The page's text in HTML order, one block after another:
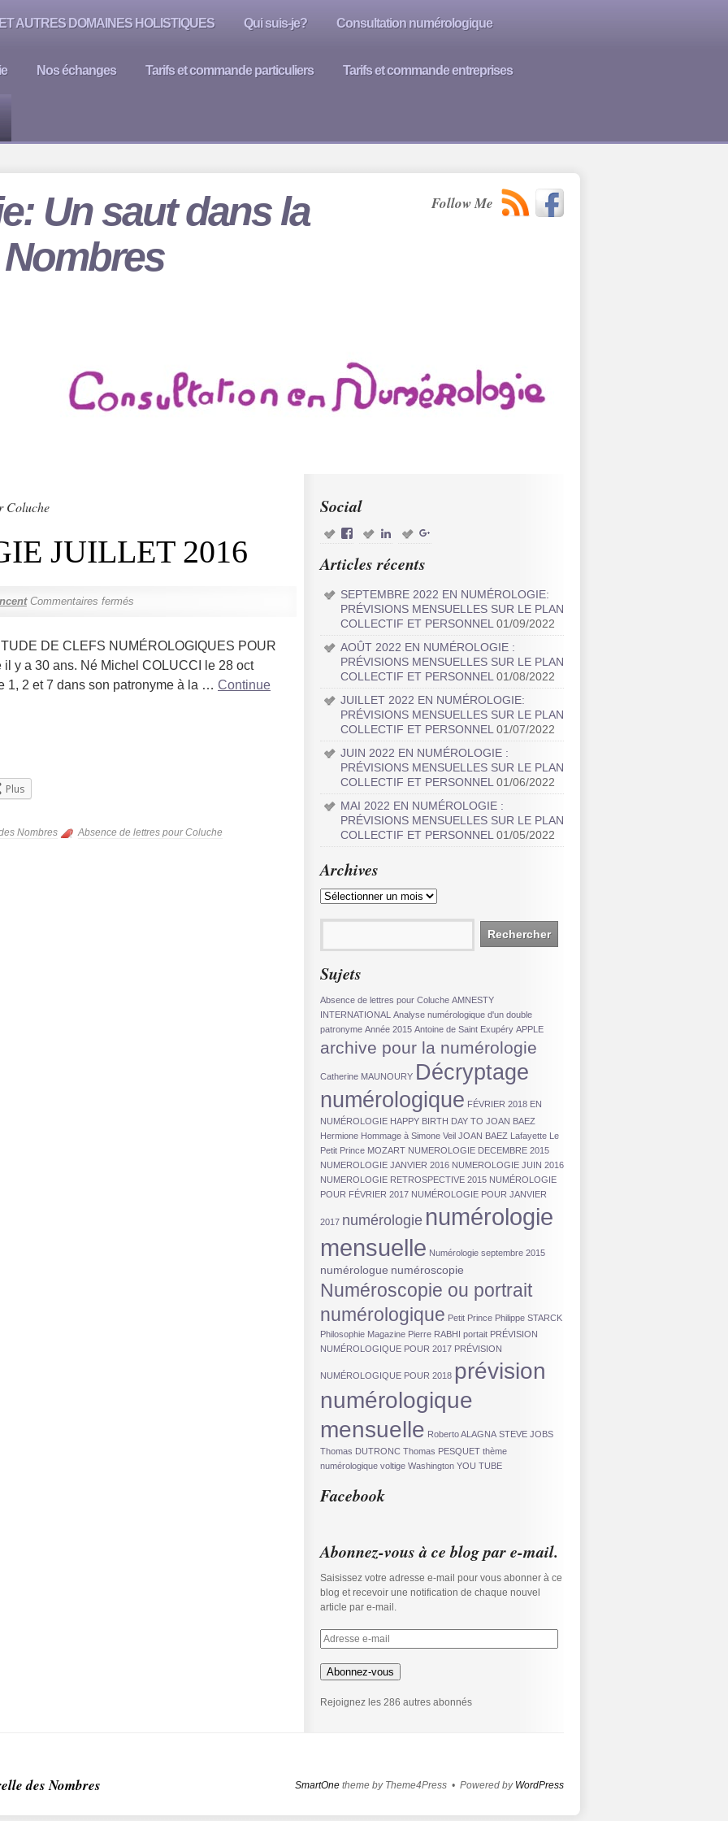
AUTRES DOMAINES HOLISTIQUES Qui suis-je? Consultation numérologique
Nos échanges Tarifs et commande particuliers Tarifs et commande entreprises
Un saut dans la
Follow Me
Coluche
JUILLET 2016
Commentaires fermés
DE CLEFS NUMÉROLOGIQUES POUR
y a 30 ans. Né Michel COLUCCI le 28 oct
1, 2 et 7 dans son patronyme à la … Continue
Plus
Nombres Absence de lettres pour Coluche
Social
Articles récents
SEPTEMBRE 2022 EN NUMÉROLOGIE:
PRÉVISIONS MENSUELLES SUR LE PLAN
COLLECTIF ET PERSONNEL 01/09/2022
AOÛT 2022 EN NUMÉROLOGIE :
PRÉVISIONS MENSUELLES SUR LE PLAN
COLLECTIF ET PERSONNEL 01/08/2022
JUILLET 2022 EN NUMÉROLOGIE:
PRÉVISIONS MENSUELLES SUR LE PLAN
COLLECTIF ET PERSONNEL 01/07/2022
JUIN 2022 EN NUMÉROLOGIE :
PRÉVISIONS MENSUELLES SUR LE PLAN
COLLECTIF ET PERSONNEL 01/06/2022
MAI 2022 EN NUMÉROLOGIE :
PRÉVISIONS MENSUELLES SUR LE PLAN
COLLECTIF ET PERSONNEL 01/05/2022
Archives
Sujets
Absence de lettres pour Coluche AMNESTY
INTERNATIONAL Analyse numérologique d'un double
patronyme Année 2015 Antoine de Saint Exupéry APPLE
archive pour la numérologie
Catherine MAUNOURY Décryptage
numérologique FÉVRIER 2018 EN
NUMÉROLOGIE HAPPY BIRTH DAY TO JOAN BAEZ
Hermione Hommage à Simone Veil JOAN BAEZ Lafayette Le
Petit Prince MOZART NUMEROLOGIE DECEMBRE 2015
NUMEROLOGIE JANVIER 2016 NUMEROLOGIE JUIN 2016
NUMEROLOGIE RETROSPECTIVE 2015 NUMÉROLOGIE
POUR FÉVRIER 2017 NUMÉROLOGIE POUR JANVIER
2017 numérologie numérologie
mensuelle Numérologie septembre 2015
numérologue numéroscopie
Numéroscopie ou portrait
numérologique Petit Prince Philippe STARCK
Philosophie Magazine Pierre RABHI portait PRÉVISION
NUMÉROLOGIQUE POUR 2017 PRÉVISION
NUMÉROLOGIQUE POUR 2018 prévision
numérologique
mensuelle Roberto ALAGNA STEVE JOBS
Thomas DUTRONC Thomas PESQUET thème
numérologique voltige Washington YOU TUBE
Facebook
Abonnez-vous à ce blog par e-mail.
Saisissez votre adresse e-mail pour vous abonner à ce
blog et recevoir une notification de chaque nouvel
article par e-mail.
Abonnez-vous
Rejoignez les 286 autres abonnés
des Nombres SmartOne theme by Theme4Press • Powered by WordPress